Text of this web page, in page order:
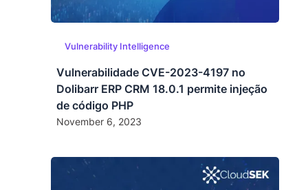
Vulnerability Intelligence
Vulnerabilidade CVE-2023-4197 no
Dolibarr ERP CRM 18.0.1 permite injeção
de código PHP
November 6, 2023